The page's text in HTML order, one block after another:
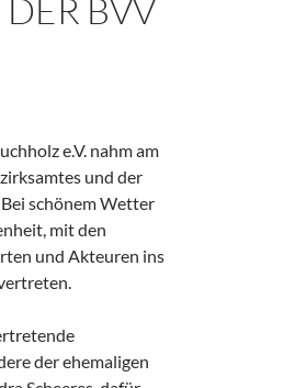
BVV
e.V. nahm am
und der
schönem Wetter
mit den
und Akteuren ins
der ehemaligen